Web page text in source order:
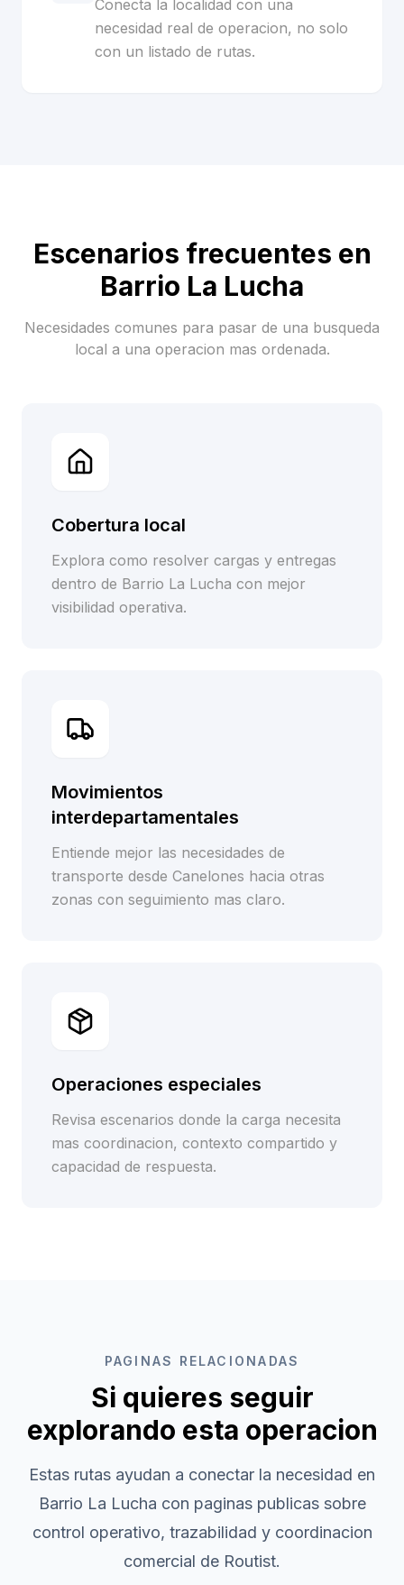
Conecta la localidad con una
necesidad real de operacion, no solo
con un listado de rutas.
Escenarios frecuentes en
Barrio La Lucha
Necesidades comunes para pasar de una busqueda
local a una operacion mas ordenada.
Cobertura local
Explora como resolver cargas y entregas
dentro de Barrio La Lucha con mejor
visibilidad operativa.
Movimientos
interdepartamentales
Entiende mejor las necesidades de
transporte desde Canelones hacia otras
zonas con seguimiento mas claro.
Operaciones especiales
Revisa escenarios donde la carga necesita
mas coordinacion, contexto compartido y
capacidad de respuesta.
PAGINAS RELACIONADAS
Si quieres seguir
explorando esta operacion
Estas rutas ayudan a conectar la necesidad en
Barrio La Lucha con paginas publicas sobre
control operativo, trazabilidad y coordinacion
comercial de Routist.